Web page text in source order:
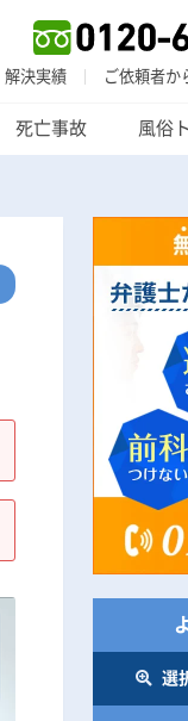
解決実績 ご依頼者か
死亡事故 風俗
選